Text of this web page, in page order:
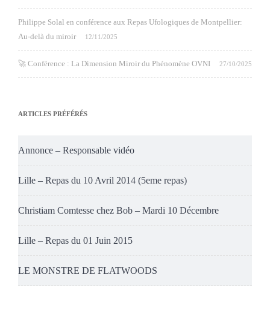
Philippe Solal en conférence aux Repas Ufologiques de Montpellier:
Au-delà du miroir
12/11/2025
🚀 Conférence : La Dimension Miroir du Phénomène OVNI 27/10/2025
ARTICLES PRÉFÉRÉS
Annonce – Responsable vidéo
Lille – Repas du 10 Avril 2014 (5eme repas)
Christiam Comtesse chez Bob – Mardi 10 Décembre
Lille – Repas du 01 Juin 2015
LE MONSTRE DE FLATWOODS